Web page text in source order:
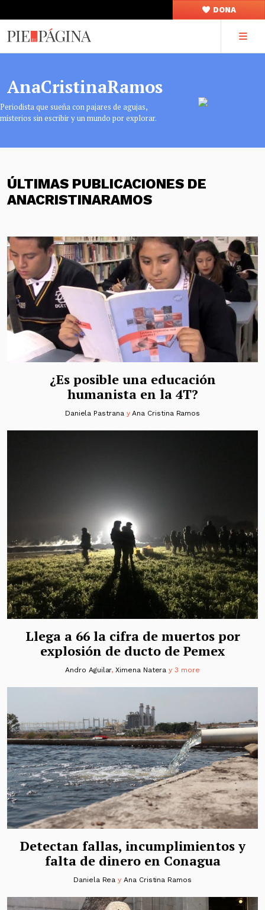
DONA
AnaCristinaRamos
Periodista que sueña con pajares de agujas,
misterios sin escribir y un mundo por explorar.
ÚLTIMAS PUBLICACIONES DE
ANACRISTINARAMOS
¿Es posible una educación
humanista en la 4T?
Daniela PastranayAna Cristina Ramos
Llega a 66 la cifra de muertos por
explosión de ducto de Pemex
Andro Aguilar,Ximena Natera y 3 more
Detectan fallas, incumplimientos y
falta de dinero en Conagua
Daniela Rea yAna Cristina Ramos